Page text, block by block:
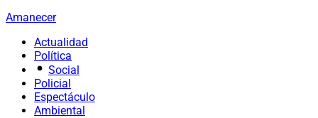
Amanecer
Actualidad
Política
Social
Policial
Espectáculo
Ambiental